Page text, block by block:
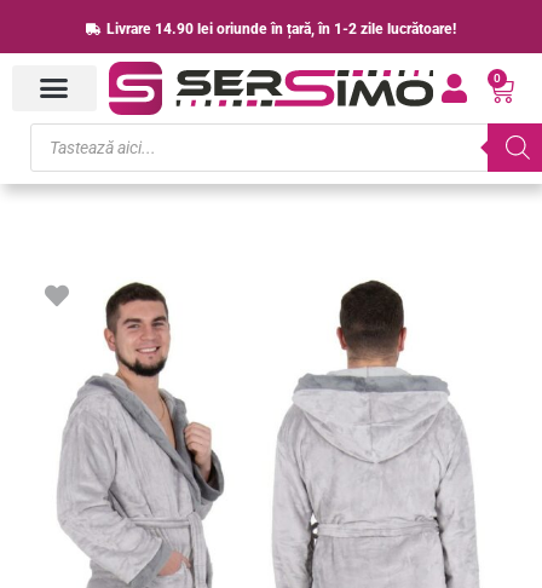
to
content
Livrare 14.90 lei oriunde în țară, în 1-2 zile lucrătoare!
0
Cart
Products
search